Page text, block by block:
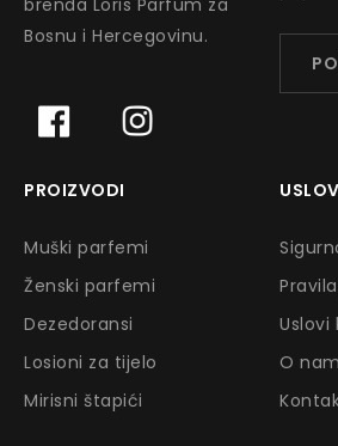
brenda Loris Parfum za
Bosnu i Hercegovinu.
PROIZVODI
Muški parfemi
Ženski parfemi
Dezedoransi
Losioni za tijelo
Mirisni štapići
Uslovi
O